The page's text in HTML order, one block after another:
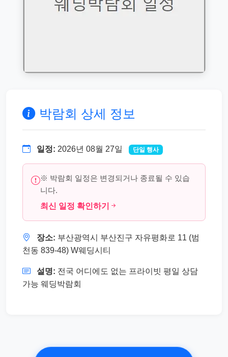
박람회 상세 정보
일정: 2026년 08월 27일 단일 행사
※ 박람회 일정은 변경되거나 종료될 수 있습
니다.
최신 일정 확인하기
장소: 부산광역시 부산진구 자유평화로 11 (범
천동 839-48) W웨딩시티
설명: 전국 어디에도 없는 프라이빗 평일 상담
가능 웨딩박람회